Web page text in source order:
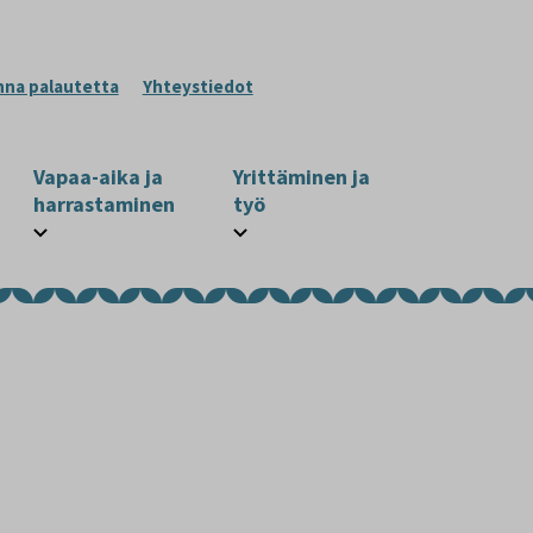
palautetta Yhteystiedot
Vapaa-aika ja
harrastaminen
Yrittäminen ja
työ